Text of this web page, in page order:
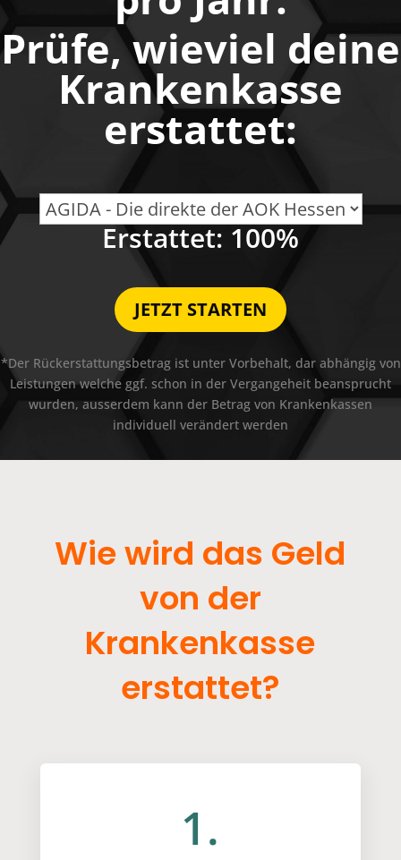
Prüfe, wieviel deine
Krankenkasse
erstattet:
Erstattet: 100%
JETZT STARTEN
*Der Rückerstattungsbetrag ist unter Vorbehalt, dar abhängig von
Leistungen welche ggf. schon in der Vergangeheit beansprucht
wurden, ausserdem kann der Betrag von Krankenkassen
individuell verändert werden
Wie wird das Geld
von der
Krankenkasse
erstattet?
1.